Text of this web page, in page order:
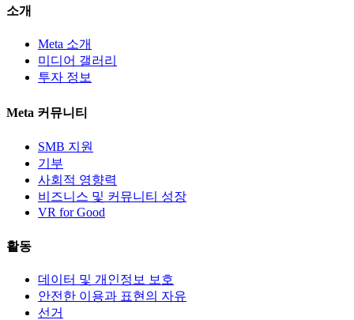
소개
Meta 소개
미디어 갤러리
투자 정보
Meta 커뮤니티
SMB 지원
기부
사회적 영향력
비즈니스 및 커뮤니티 성장
VR for Good
활동
데이터 및 개인정보 보호
안전한 이용과 표현의 자유
선거